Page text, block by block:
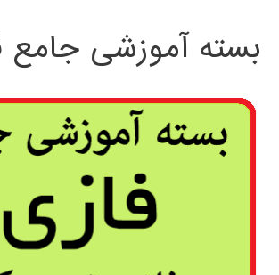
بسته آموزشی جامع